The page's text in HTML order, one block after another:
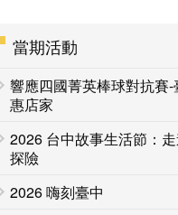
當期活動
響應四國菁英棒球對抗賽-
惠店家
2026 台中故事生活節：
探險
2026 嗨刻臺中